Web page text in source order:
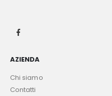
AZIENDA
Chi siamo
Contatti